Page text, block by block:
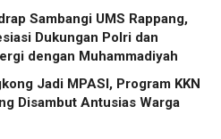
Sambangi UMS Rappang,
Dukungan Polri dan
dengan Muhammadiyah
Jadi MPASI, Program KKN
Disambut Antusias Warga